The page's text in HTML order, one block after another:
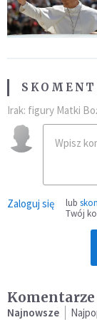
Irak: figury Matki
Zaloguj się lub
Twój
Komentarze
Najnowsze